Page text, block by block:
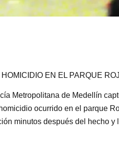
EN EL PARQUE
Metropolitana de Medellín
ocurrido en el parque
minutos después del hecho y